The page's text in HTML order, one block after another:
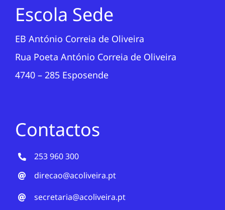
Escola Sede
EB António Correia de Oliveira
Rua Poeta António Correia de Oliveira
4740 – 285 Esposende
Contactos
253 960 300
direcao@acoliveira.pt
secretaria@acoliveira.pt